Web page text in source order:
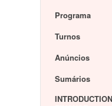
Programa
Turnos
Anúncios
Sumários